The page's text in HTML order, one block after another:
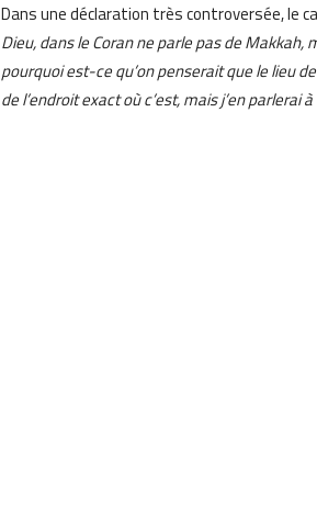
Dans une déclaration très controversée, le
Dieu, dans le Coran ne parle pas de
pourquoi est-ce qu’on penserait que le lieu
de l’endroit exact où c’est, mais j’en